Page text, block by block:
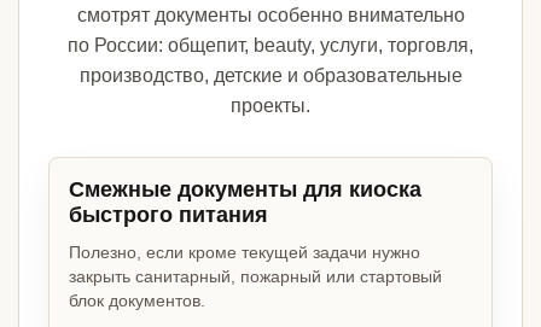
смотрят документы особенно внимательно
по России: общепит, beauty, услуги, торговля,
производство, детские и образовательные
проекты.
Смежные документы для киоска
быстрого питания
Полезно, если кроме текущей задачи нужно
закрыть санитарный, пожарный или стартовый
блок документов.